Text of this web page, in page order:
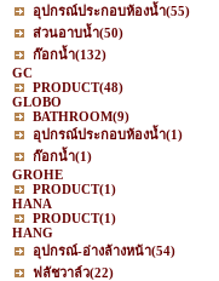
อุปกรณ์ประกอบห้องน้ำ(55)
ส่วนอาบน้ำ(50)
ก๊อกน้ำ(132)
GC
PRODUCT(48)
GLOBO
BATHROOM(9)
อุปกรณ์ประกอบห้องน้ำ(1)
ก๊อกน้ำ(1)
GROHE
PRODUCT(1)
HANA
PRODUCT(1)
HANG
อุปกรณ์-อ่างล้างหน้า(54)
ฟลัชวาล์ว(22)